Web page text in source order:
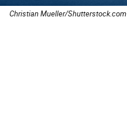
Christian Mueller/